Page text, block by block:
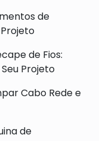
de
de Fios:
Projeto
Cabo Rede e
de